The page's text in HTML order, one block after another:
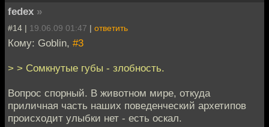
fedex »
#14 | 19.06.09 01:47 | ответить
Кому: Goblin, #3
> > Сомкнутые губы - злобность.
Вопрос спорный. В животном мире, откуда
приличная часть наших поведенческий архетипов
происходит улыбки нет - есть оскал.